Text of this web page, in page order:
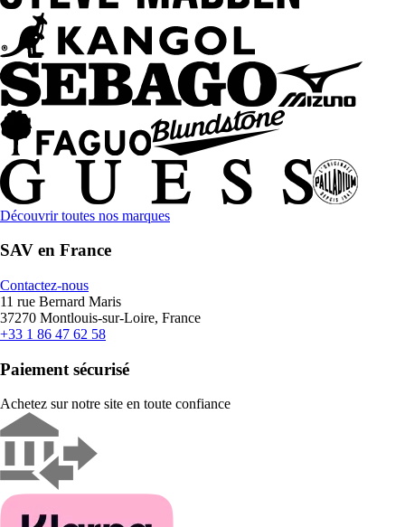
Découvrir toutes nos marques
SAV en France
Contactez-nous
11 rue Bernard Maris
37270 Montlouis-sur-Loire, France
+33 1 86 47 62 58
Paiement sécurisé
Achetez sur notre site en toute confiance